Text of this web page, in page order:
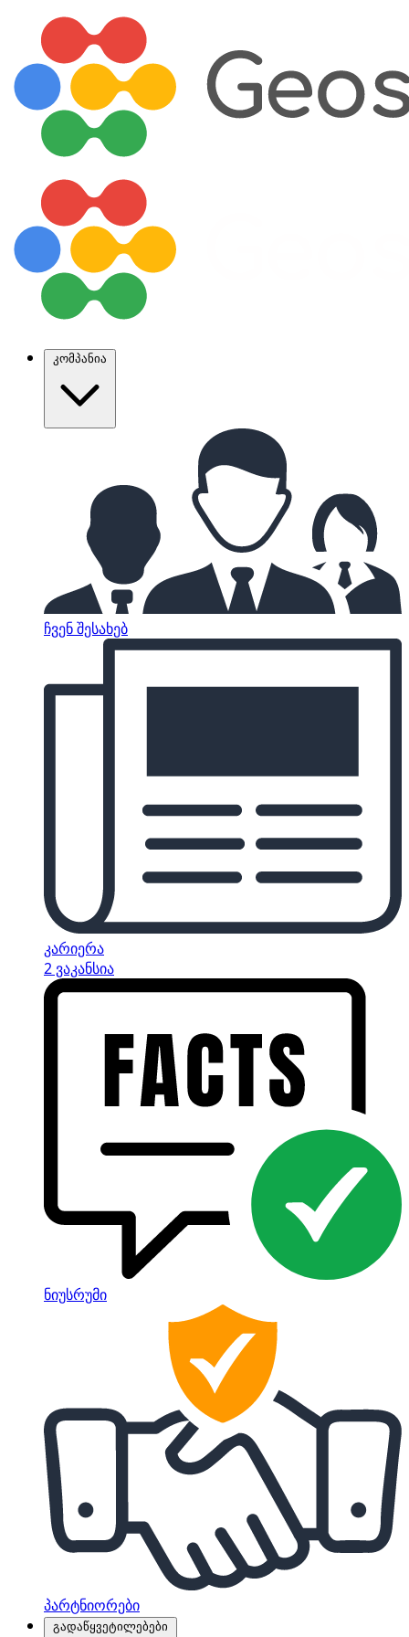
ჩვენ შესახებ
კარიერა
2 ვაკანსია
ნიუსრუმი
პარტნიორები